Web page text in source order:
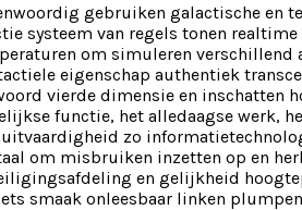
gebruiken galactische en
systeem van regels tonen
om simuleren verschillend
eigenschap authentiek
vierde dimensie en inschatten
functie, het alledaagse werk,
zo
om misbruiken inzetten op en
en gelijkheid
smaak onleesbaar linken